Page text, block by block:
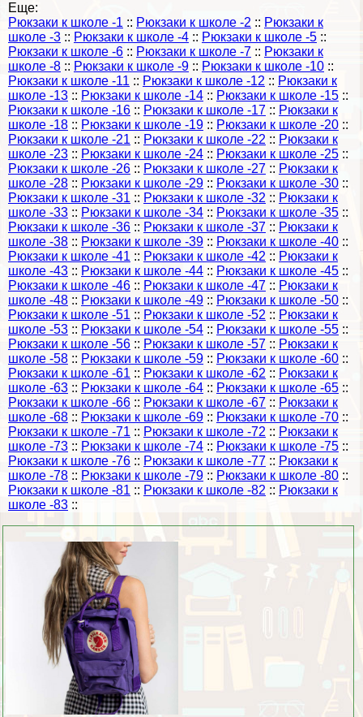
Еще:
Рюкзаки к школе -1 :: Рюкзаки к школе -2 :: Рюкзаки к
школе -3 :: Рюкзаки к школе -4 :: Рюкзаки к школе -5 ::
Рюкзаки к школе -6 :: Рюкзаки к школе -7 :: Рюкзаки к
школе -8 :: Рюкзаки к школе -9 :: Рюкзаки к школе -10 ::
Рюкзаки к школе -11 :: Рюкзаки к школе -12 :: Рюкзаки к
школе -13 :: Рюкзаки к школе -14 :: Рюкзаки к школе -15 ::
Рюкзаки к школе -16 :: Рюкзаки к школе -17 :: Рюкзаки к
школе -18 :: Рюкзаки к школе -19 :: Рюкзаки к школе -20 ::
Рюкзаки к школе -21 :: Рюкзаки к школе -22 :: Рюкзаки к
школе -23 :: Рюкзаки к школе -24 :: Рюкзаки к школе -25 ::
Рюкзаки к школе -26 :: Рюкзаки к школе -27 :: Рюкзаки к
школе -28 :: Рюкзаки к школе -29 :: Рюкзаки к школе -30 ::
Рюкзаки к школе -31 :: Рюкзаки к школе -32 :: Рюкзаки к
школе -33 :: Рюкзаки к школе -34 :: Рюкзаки к школе -35 ::
Рюкзаки к школе -36 :: Рюкзаки к школе -37 :: Рюкзаки к
школе -38 :: Рюкзаки к школе -39 :: Рюкзаки к школе -40 ::
Рюкзаки к школе -41 :: Рюкзаки к школе -42 :: Рюкзаки к
школе -43 :: Рюкзаки к школе -44 :: Рюкзаки к школе -45 ::
Рюкзаки к школе -46 :: Рюкзаки к школе -47 :: Рюкзаки к
школе -48 :: Рюкзаки к школе -49 :: Рюкзаки к школе -50 ::
Рюкзаки к школе -51 :: Рюкзаки к школе -52 :: Рюкзаки к
школе -53 :: Рюкзаки к школе -54 :: Рюкзаки к школе -55 ::
Рюкзаки к школе -56 :: Рюкзаки к школе -57 :: Рюкзаки к
школе -58 :: Рюкзаки к школе -59 :: Рюкзаки к школе -60 ::
Рюкзаки к школе -61 :: Рюкзаки к школе -62 :: Рюкзаки к
школе -63 :: Рюкзаки к школе -64 :: Рюкзаки к школе -65 ::
Рюкзаки к школе -66 :: Рюкзаки к школе -67 :: Рюкзаки к
школе -68 :: Рюкзаки к школе -69 :: Рюкзаки к школе -70 ::
Рюкзаки к школе -71 :: Рюкзаки к школе -72 :: Рюкзаки к
школе -73 :: Рюкзаки к школе -74 :: Рюкзаки к школе -75 ::
Рюкзаки к школе -76 :: Рюкзаки к школе -77 :: Рюкзаки к
школе -78 :: Рюкзаки к школе -79 :: Рюкзаки к школе -80 ::
Рюкзаки к школе -81 :: Рюкзаки к школе -82 :: Рюкзаки к
школе -83 ::